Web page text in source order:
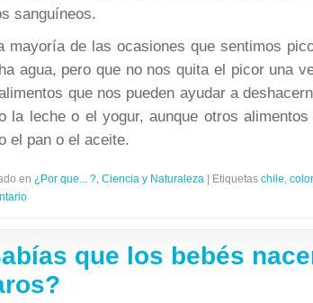
sanguíneos.
mayoría de las ocasiones que sentimos
agua, pero que no nos quita el picor una
que nos pueden ayudar a
la leche o el yogur, aunque otros
el pan o el aceite.
en ¿Por que... ?, Ciencia y Naturaleza Etiquetas chile,
que los bebés